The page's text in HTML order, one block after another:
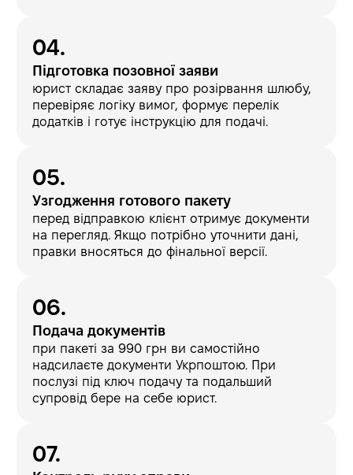
Підготовка позовної заяви
юрист складає заяву про розірвання шлюбу,
перевіряє логіку вимог, формує перелік
додатків і готує інструкцію для подачі.
Узгодження готового пакету
перед відправкою клієнт отримує документи
на перегляд. Якщо потрібно уточнити дані,
правки вносяться до фінальної версії.
Подача документів
при пакеті за 990 грн ви самостійно
надсилаєте документи Укрпоштою. При
послузі під ключ подачу та подальший
супровід бере на себе юрист.